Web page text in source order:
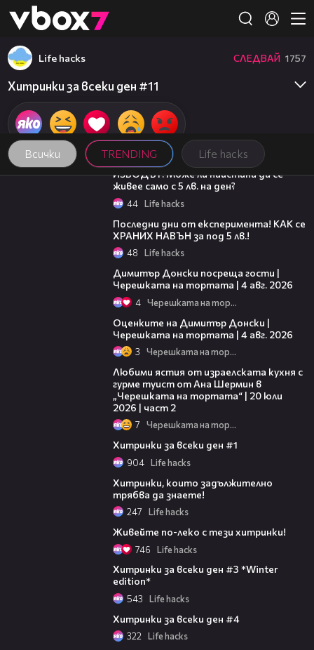
👾
Всички TRENDING Life hacks
Life hacks СЛЕДВАЙ 1757
Хитринки за всеки ден #11
06:07
ИЗВОДЪТ: Може ли наистина да се
живее само с 5 лв. на ден?
44 Life hacks
Последни дни от експеримента! КАК се
ХРАНИХ НАВЪН за под 5 лв.!
48 Life hacks
Димитър Донски посреща гости |
Черешката на тортата | 4 авг. 2026
4 Черешката на тортата
Оценките на Димитър Донски |
Черешката на тортата | 4 авг. 2026
3 Черешката на тортата
Любими ястия от израелската кухня с
гурме туист от Ана Шермин в
„Черешката на тортата“ | 20 юли
2026 | част 2
7 Черешката на тортата
Хитринки за всеки ден #1
904 Life hacks
Хитринки, които задължително
трябва да знаете!
247 Life hacks
Живейте по-леко с тези хитринки!
746 Life hacks
Хитринки за всеки ден #3 *Winter
edition*
543 Life hacks
Хитринки за всеки ден #4
322 Life hacks